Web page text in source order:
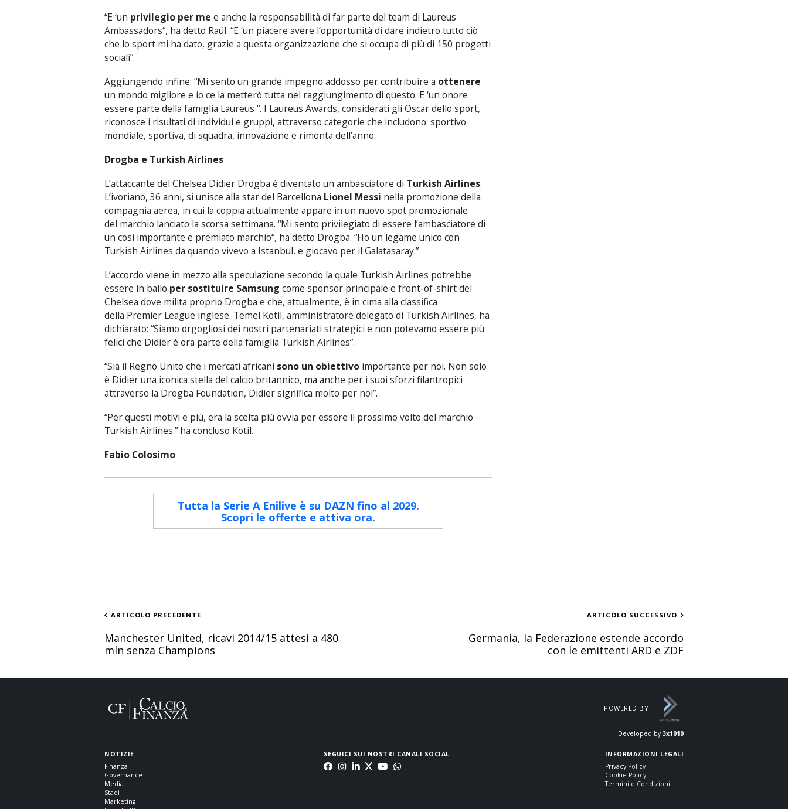
“E ‘un privilegio per me e anche la responsabilità di far parte del team di Laureus
Ambassadors“, ha detto Raúl. “E ‘un piacere avere l’opportunità di dare indietro tutto ciò
che lo sport mi ha dato, grazie a questa organizzazione che si occupa di più di 150 progetti
sociali”.
Aggiungendo infine: “Mi sento un grande impegno addosso per contribuire a ottenere
un mondo migliore e io ce la metterò tutta nel raggiungimento di questo. E ‘un onore
essere parte della famiglia Laureus “. I Laureus Awards, considerati gli Oscardello sport,
riconosce i risultati di individui e gruppi, attraverso categorie che includono: sportivo
mondiale, sportiva, di squadra, innovazione e rimonta dell’anno.
Drogba e Turkish Airlines
L’attaccante del Chelsea Didier Drogba è diventato un ambasciatore di Turkish Airlines.
L’ivoriano, 36 anni, si unisce alla star del Barcellona Lionel Messi nella promozione della
compagnia aerea, in cui la coppia attualmente appare in un nuovo spot promozionale
del marchio lanciato la scorsa settimana. “Mi sento privilegiato di essere l’ambasciatore di
un così importante e premiato marchio“, ha detto Drogba. “Ho un legame unico con
Turkish Airlines da quando vivevo a Istanbul, e giocavo per il Galatasaray.”
L’accordo viene in mezzo alla speculazione secondo la quale Turkish Airlines potrebbe
essere in ballo per sostituire Samsung come sponsor principale e front-of-shirt del
Chelsea dove milita proprio Drogba e che, attualmente, è in cima alla classifica
della Premier League inglese. Temel Kotil, amministratore delegato di Turkish Airlines, ha
dichiarato: “Siamo orgogliosi dei nostri partenariati strategici e non potevamo essere più
felici che Didierè ora parte della famiglia Turkish Airlines”.
“Sia il Regno Unito che i mercati africani sono un obiettivo importante per noi. Non solo
è Didieruna iconica stella del calcio britannico, ma anche per i suoi sforzi filantropici
attraverso la Drogba Foundation, Didiersignifica molto per noi”.
“Perquesti motivi e più, era la scelta più ovvia peressere il prossimo volto del marchio
Turkish Airlines.” ha concluso Kotil.
Fabio Colosimo
Tutta la Serie A Enilive è su DAZN fino al 2029.
Scopri le offerte e attiva ora.
ARTICOLO PRECEDENTE
Manchester United, ricavi 2014/15 attesi a 480
mln senza Champions
ARTICOLO SUCCESSIVO
Germania, la Federazione estende accordo
con le emittenti ARD e ZDF
POWERED BY
Developed by 3x1010
NOTIZIE
Finanza
Governance
Media
Stadi
Marketing
SEGUICI SUI NOSTRI CANALI SOCIAL
INFORMAZIONI LEGALI
Privacy Policy
Cookie Policy
Termini e Condizioni